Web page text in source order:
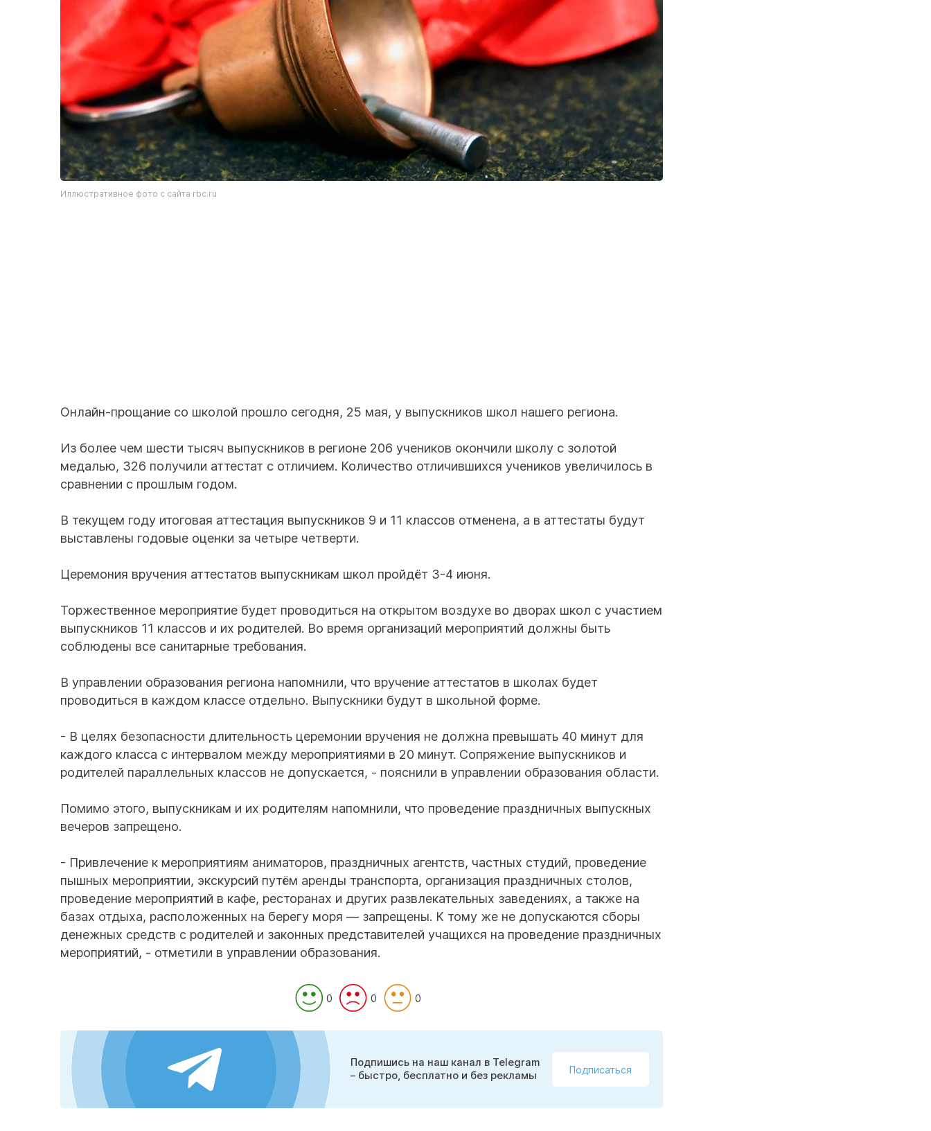
Иллюстративное фото с сайта rbc.ru
Онлайн-прощание со школой прошло сегодня, 25 мая, у выпускников школ нашего региона.
Из более чем шести тысяч выпускников в регионе 206 учеников окончили школу с золотой
медалью, 326 получили аттестат с отличием. Количество отличившихся учеников увеличилось в
сравнении с прошлым годом.
В текущем году итоговая аттестация выпускников 9 и 11 классов отменена, а в аттестаты будут
выставлены годовые оценки за четыре четверти.
Церемония вручения аттестатов выпускникам школ пройдёт 3-4 июня.
Торжественное мероприятие будет проводиться на открытом воздухе во дворах школ с участием
выпускников 11 классов и их родителей. Во время организаций мероприятий должны быть
соблюдены все санитарные требования.
В управлении образования региона напомнили, что вручение аттестатов в школах будет
проводиться в каждом классе отдельно. Выпускники будут в школьной форме.
- В целях безопасности длительность церемонии вручения не должна превышать 40 минут для
каждого класса с интервалом между мероприятиями в 20 минут. Сопряжение выпускников и
родителей параллельных классов не допускается, - пояснили в управлении образования области.
Помимо этого, выпускникам и их родителям напомнили, что проведение праздничных выпускных
вечеров запрещено.
- Привлечение к мероприятиям аниматоров, праздничных агентств, частных студий, проведение
пышных мероприятии, экскурсий путём аренды транспорта, организация праздничных столов,
проведение мероприятий в кафе, ресторанах и других развлекательных заведениях, а также на
базах отдыха, расположенных на берегу моря — запрещены. К тому же не допускаются сборы
денежных средств с родителей и законных представителей учащихся на проведение праздничных
мероприятий, - отметили в управлении образования.
0 0 0
Подпишись на наш канал в Telegram
– быстро, бесплатно и без рекламы
Подписаться